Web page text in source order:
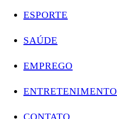
ESPORTE
SAÚDE
EMPREGO
ENTRETENIMENTO
CONTATO